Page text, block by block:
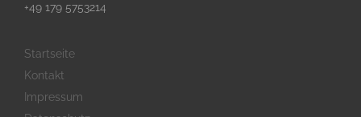
+49 179 5753214
Startseite
Kontakt
Impressum